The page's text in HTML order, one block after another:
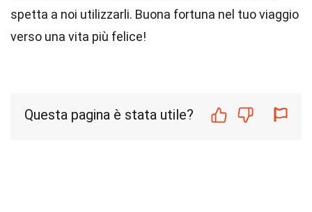
spetta a noi utilizzarli. Buona fortuna nel tuo viaggio
verso una vita più felice!
Questa pagina è stata utile?